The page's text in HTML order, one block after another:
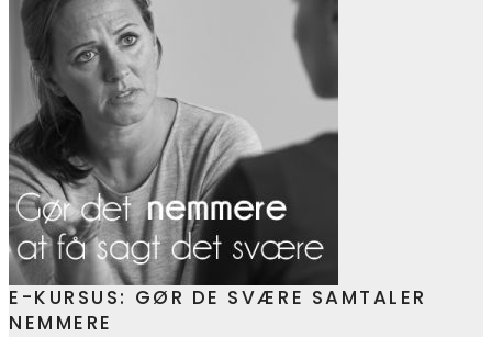
E-KURSUS: GØR DE SVÆRE SAMTALER
NEMMERE